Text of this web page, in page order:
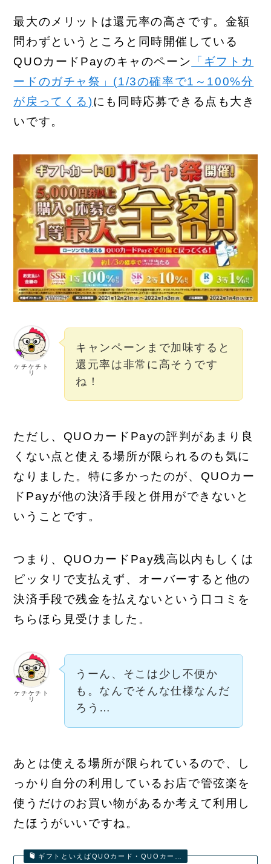
最大のメリットは還元率の高さです。金額
問わずというところと同時開催している
QUOカードPayのキャのペーン
「ギフトカ
ードのガチャ祭」(1/3の確率で1～100%分
が戻ってくる)にも同時応募できる点も大き
いです。
ケチケチト
リ
キャンペーンまで加味すると
還元率は非常に高そうです
ね！
ただし、QUOカードPayの評判があまり良
くない点と使える場所が限られるのも気に
なりました。特に多かったのが、QUOカー
ドPayが他の決済手段と併用ができないと
いうことです。
つまり、QUOカードPay残高以内もしくは
ピッタリで支払えず、オーバーすると他の
決済手段で残金を払えないという口コミを
ちらほら見受けました。
ケチケチト
リ
うーん、そこは少し不便か
も。なんでそんな仕様なんだ
ろう…
あとは使える場所が限られているので、し
っかり自分の利用しているお店で管弦楽を
使うだけのお買い物があるか考えて利用し
たほうがいいですね。
ギフトといえばQUOカード・QUOカー…